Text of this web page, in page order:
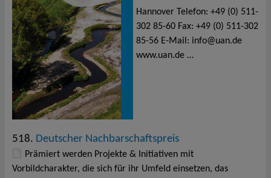
Hannover Telefon: +49 (0) 511-
302 85-60 Fax: +49 (0) 511-302
85-56 E-Mail: info@uan.de
www.uan.de …
518. Deutscher Nachbarschaftspreis
Prämiert werden Projekte & Initiativen mit
Vorbildcharakter, die sich für ihr Umfeld einsetzen, das